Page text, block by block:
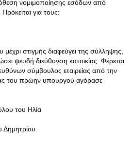
νομιμοποίησης εσόδων από
για τους:
στιγμής διαφεύγει της σύλληψης,
ψευδή διεύθυνση κατοικίας. Φέρεται
σύμβουλος εταιρείας από την
του πρώην υπουργού αγόρασε
του Ηλία